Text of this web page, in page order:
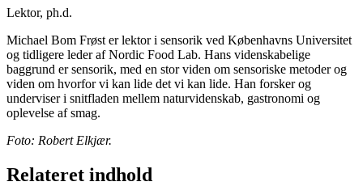
Lektor, ph.d.
Michael Bom Frøst er lektor i sensorik ved Københavns Universitet
og tidligere leder af Nordic Food Lab. Hans videnskabelige
baggrund er sensorik, med en stor viden om sensoriske metoder og
viden om hvorfor vi kan lide det vi kan lide. Han forsker og
underviser i snitfladen mellem naturvidenskab, gastronomi og
oplevelse af smag.
Foto: Robert Elkjær.
Relateret indhold